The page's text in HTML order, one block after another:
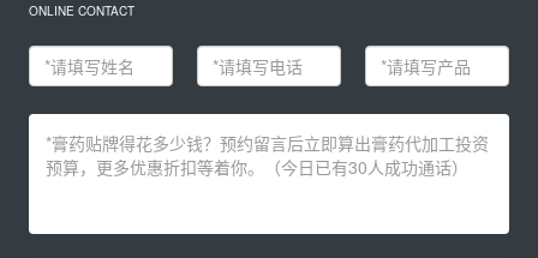
ONLINE CONTACT